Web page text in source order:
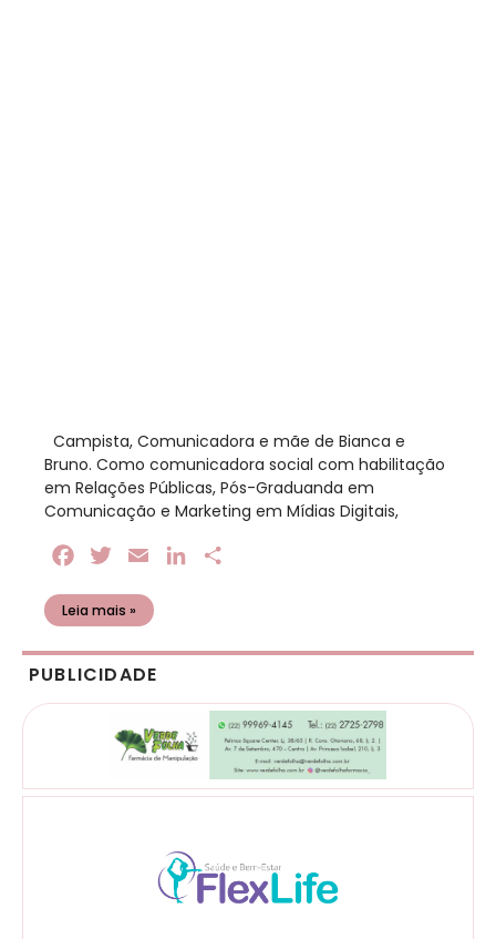
​ Campista, Comunicadora e mãe de Bianca e
Bruno. Como comunicadora social com habilitação
em Relações Públicas, Pós-Graduanda em
Comunicação e Marketing em Mídias Digitais,
FacebookTwitterEmail LinkedIn
Leia mais »
PUBLICIDADE